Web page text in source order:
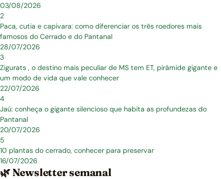
03/08/2026
2
Paca, cutia e capivara: como diferenciar os três roedores mais
famosos do Cerrado e do Pantanal
28/07/2026
3
Zigurats , o destino mais peculiar de MS tem ET, pirâmide gigante e
um modo de vida que vale conhecer
22/07/2026
4
Jaú: conheça o gigante silencioso que habita as profundezas do
Pantanal
20/07/2026
5
10 plantas do cerrado, conhecer para preservar
16/07/2026
🌿 Newsletter semanal